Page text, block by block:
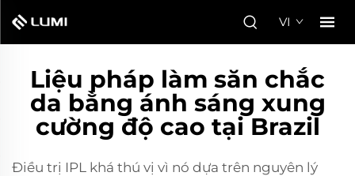
VI
Liệu pháp làm săn chắc
da bằng ánh sáng xung
cường độ cao tại Brazil
Điều trị IPL khá thú vị vì nó dựa trên nguyên lý